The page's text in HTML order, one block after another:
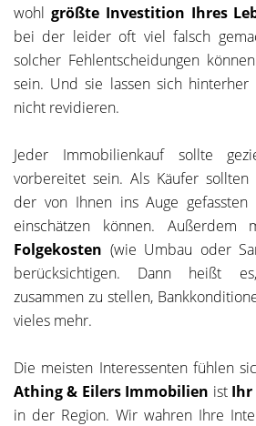
wohl größte Investition Ihres
bei der leider oft viel falsch
solcher Fehlentscheidungen
sein. Und sie lassen sich
nicht revidieren.
Jeder Immobilienkauf sollte
vorbereitet sein. Als Käufer sollten
der von Ihnen ins Auge gefassten
einschätzen können. Außerdem
Folgekosten (wie Umbau oder
berücksichtigen. Dann heißt
zusammen zu stellen,
vieles mehr.
Die meisten Interessenten fühlen
Athing & Eilers Immobilien ist Ihr
in der Region. Wir wahren Ihre